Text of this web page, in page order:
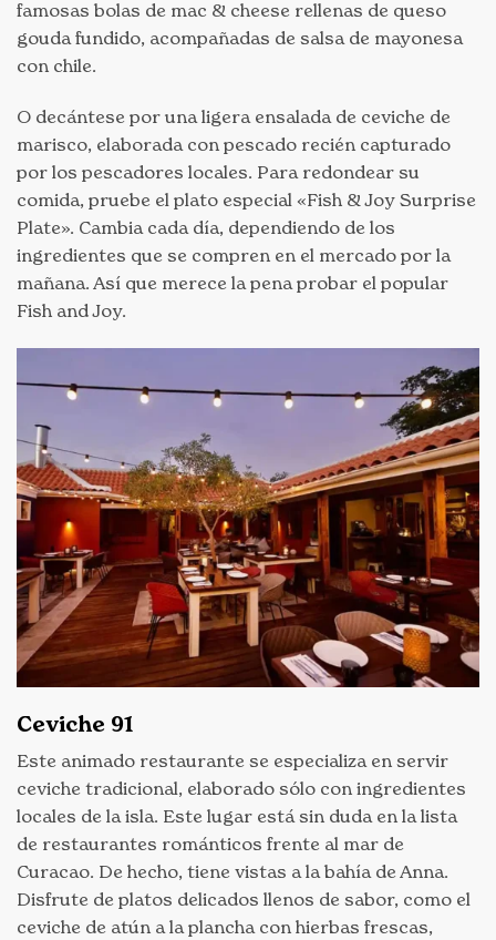
famosas bolas de mac & cheese rellenas de queso
gouda fundido, acompañadas de salsa de mayonesa
con chile.
O decántese por una ligera ensalada de ceviche de
marisco, elaborada con pescado recién capturado
por los pescadores locales. Para redondear su
comida, pruebe el plato especial «Fish & Joy Surprise
Plate». Cambia cada día, dependiendo de los
ingredientes que se compren en el mercado por la
mañana. Así que merece la pena probar el popular
Fish and Joy.
Ceviche 91
Este animado restaurante se especializa en servir
ceviche tradicional, elaborado sólo con ingredientes
locales de la isla. Este lugar está sin duda en la lista
de restaurantes románticos frente al mar de
Curacao. De hecho, tiene vistas a la bahía de Anna.
Disfrute de platos delicados llenos de sabor, como el
ceviche de atún a la plancha con hierbas frescas,